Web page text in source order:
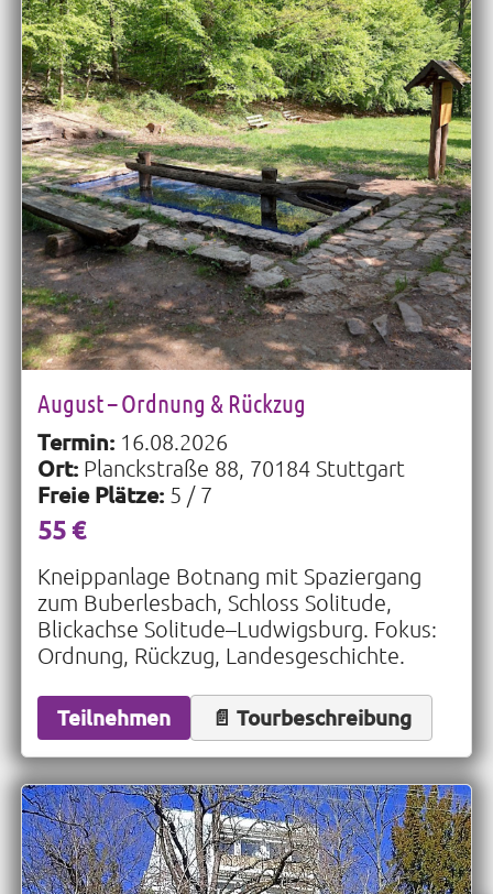
August – Ordnung & Rückzug
Termin:16.08.2026
Ort:Planckstraße 88, 70184 Stuttgart
Freie Plätze:5 / 7
55 €
Kneippanlage Botnang mit Spaziergang
zum Buberlesbach, Schloss Solitude,
Blickachse Solitude–Ludwigsburg. Fokus:
Ordnung, Rückzug, Landesgeschichte.
Teilnehmen 📄 Tourbeschreibung